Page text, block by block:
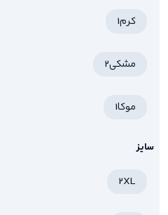
کرم1
مشکی2
موکا1
سایز
2XL